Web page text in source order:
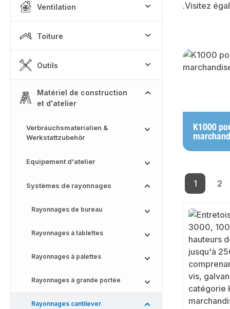
Ventilation
Toiture
Outils
Matériel de construction
et d'atelier
Verbrauchsmaterialien &
Werkstattzubehör
Equipement d'atelier
Systèmes de rayonnages
Rayonnages de bureau
Rayonnages à tablettes
Rayonnages à palettes
Rayonnages à grande portée
Rayonnages cantilever
.Visitez
Skip
K1000
Page
1 2